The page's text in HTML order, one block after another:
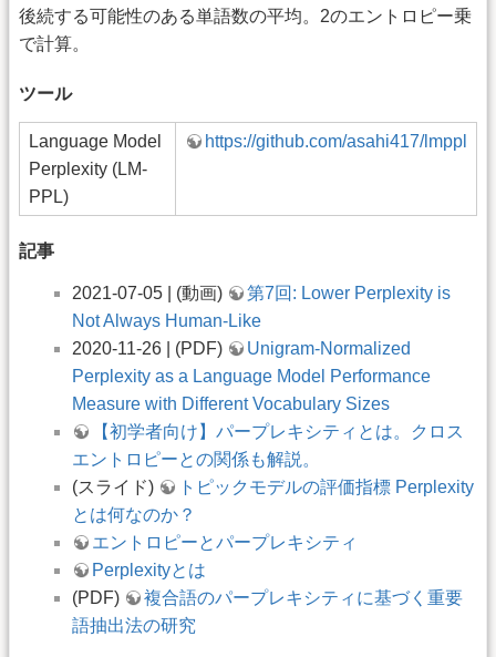
後続する可能性のある単語数の平均。2のエントロピー乗
で計算。
ツール
Language Model
Perplexity (LM-
PPL)
https://github.com/asahi417/lmppl
記事
2021-07-05 | (動画)
第7回: Lower Perplexity is
Not Always Human-Like
2020-11-26 | (PDF)
Unigram-Normalized
Perplexity as a Language Model Performance
Measure with Different Vocabulary Sizes
【初学者向け】パープレキシティとは。クロス
エントロピーとの関係も解説。
(スライド)
トピックモデルの評価指標 Perplexity
とは何なのか？
エントロピーとパープレキシティ
Perplexityとは
(PDF)
複合語のパープレキシティに基づく重要
語抽出法の研究